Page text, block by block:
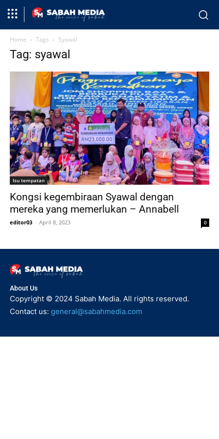
Home Tags Syawal
Tag: syawal
Isu tempatan
Kongsi kegembiraan Syawal dengan
mereka yang memerlukan – Annabell
editor03 - April 8, 2023 0
About Us
Copyright © 2024 Sabah Media. All rights reserved.
Contact us: general@sabahmedia.com